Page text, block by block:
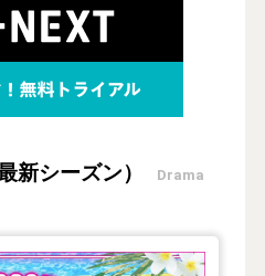
新シーズン） Drama
マガイド